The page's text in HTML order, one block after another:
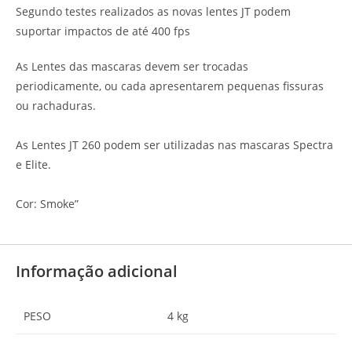
Segundo testes realizados as novas lentes JT podem
suportar impactos de até 400 fps
As Lentes das mascaras devem ser trocadas
periodicamente, ou cada apresentarem pequenas fissuras
ou rachaduras.
As Lentes JT 260 podem ser utilizadas nas mascaras Spectra
e Elite.
Cor: Smoke”
Informação adicional
PESO 4 kg